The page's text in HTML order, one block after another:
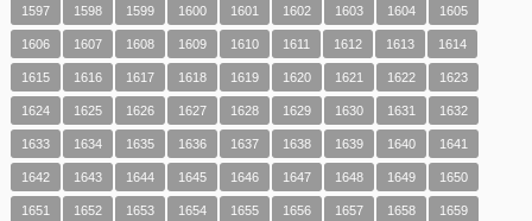
1597 1598 1599 1600 1601 1602 1603 1604 1605
1606 1607 1608 1609 1610 1611 1612 1613 1614
1615 1616 1617 1618 1619 1620 1621 1622 1623
1624 1625 1626 1627 1628 1629 1630 1631 1632
1633 1634 1635 1636 1637 1638 1639 1640 1641
1642 1643 1644 1645 1646 1647 1648 1649 1650
1651 1652 1653 1654 1655 1656 1657 1658 1659